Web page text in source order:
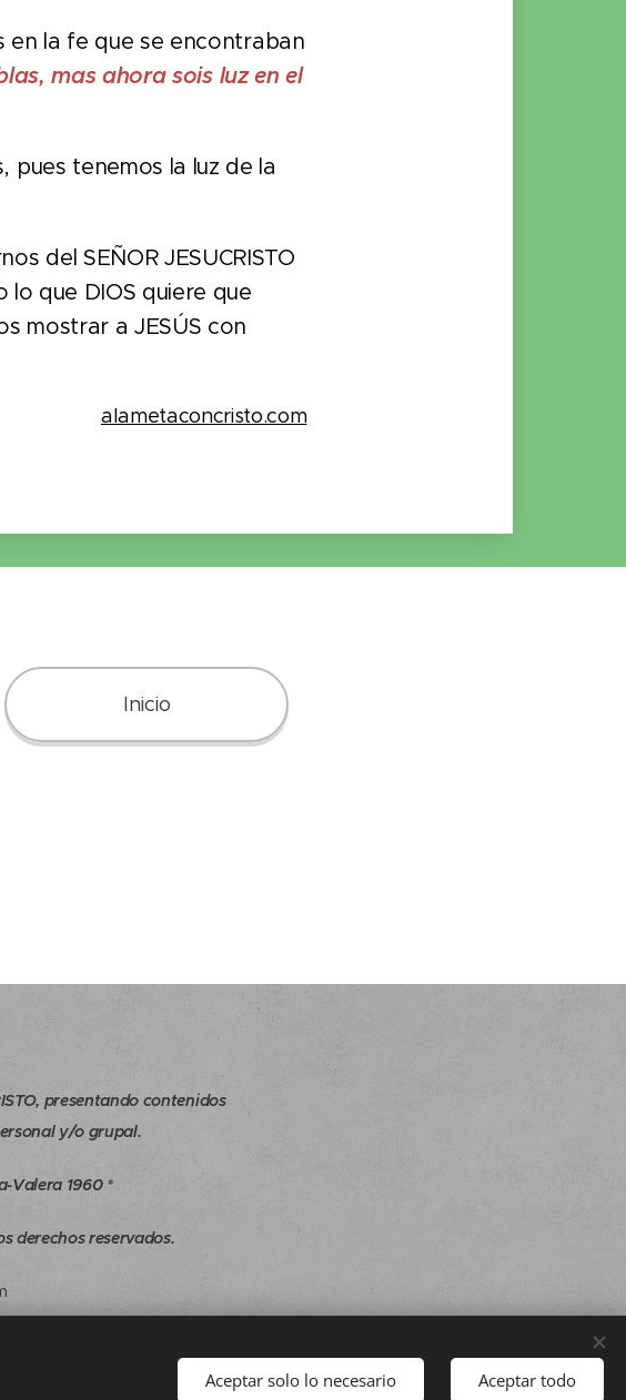
en la fe que se encontraban
mas ahora sois luz en el
pues tenemos la luz de la
del SEÑOR JESUCRISTO
lo que DIOS quiere que
mostrar a JESÚS con
alametaconcristo.com
Inicio
presentando contenidos
y/o grupal.
Valera 1960 *
derechos reservados.
Aceptar solo lo necesario Aceptar todo